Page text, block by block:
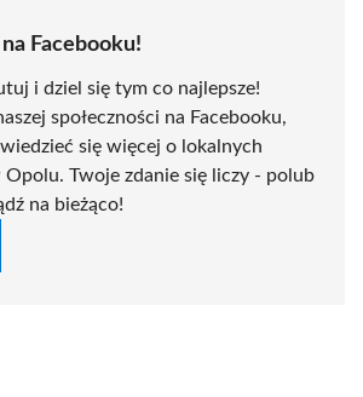
na Facebooku!
i dziel się tym co najlepsze!
społeczności na Facebooku,
się więcej o lokalnych
Twoje zdanie się liczy - polub
na bieżąco!